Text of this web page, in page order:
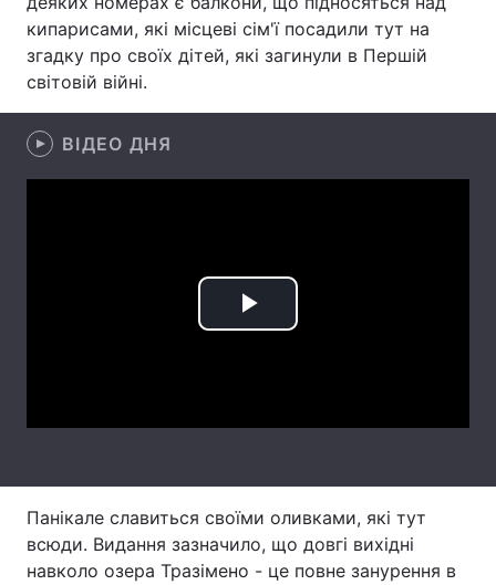
Лонгріди
Інтерв'ю
Тема оформлення
кипарисами, які місцеві сім'ї посадили тут на
згадку про своїх дітей, які загинули в Першій
світовій війні.
ВІДЕО ДНЯ
Play
Панікале славиться своїми оливками, які тут
всюди. Видання зазначило, що довгі вихідні
навколо озера Тразімено - це повне занурення в